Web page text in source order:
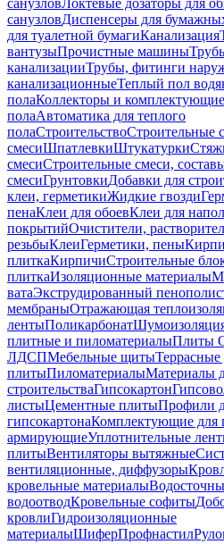
санузловЛоктевые дозаторы для
санузловДиспенсеры для
для туалетной бумагиКанализация
вантузыПрочистные машины
канализацииТрубы, фитинги
канализационныеТеплый пол
полаКоллекторы и комплектующие
полаАвтоматика для теплого
полаСтроительствоСтроительные
смесиШпатлевкиШтукатурки
смесиСтроительные смеси,
смесиГрунтовкиДобавки для
клеи, герметикиЖидкие гвозди
пенаКлеи для обоевКлеи для
покрытийОчистители,
резьбыКлеиГерметики, пены
плиткаКирпичиСтроительные
плиткаИзоляционные материалы
ватаЭкструдированный
мембраныОтражающая
лентыПоликарбонат
плитные и пиломатериалыПлиты
ЛДСПМебельные щитыТеррасные
плитыПиломатериалыМатериалы
строительстваГипсокартон
листыЦементные плитыПрофили
гипсокартонаКомплектующие для
армирующиеУплотнительные
плитыВентиляторы вытяжные
вентиляционные, диффузоры
кровельные материалы
водоотводКровельные софиты
кровлиГидроизоляционные
материалыШиферПрофнастил